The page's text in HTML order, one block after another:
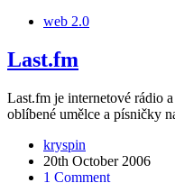
web 2.0
Last.fm
Last.fm je internetové rádio
oblíbené umělce a písničky
kryspin
20th October 2006
1 Comment